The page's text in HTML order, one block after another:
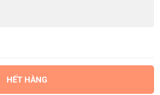
HẾT HÀNG